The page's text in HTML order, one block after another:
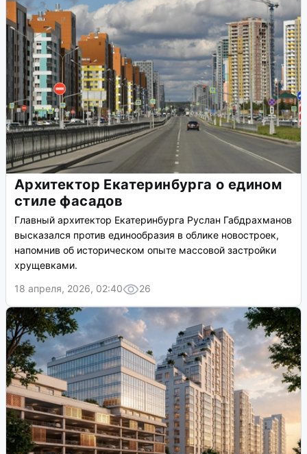
Архитектор Екатеринбурга о едином
стиле фасадов
Главный архитектор Екатеринбурга Руслан Габдрахманов
высказался против единообразия в облике новостроек,
напомнив об историческом опыте массовой застройки
хрущевками.
18 апреля, 2026, 02:40
26